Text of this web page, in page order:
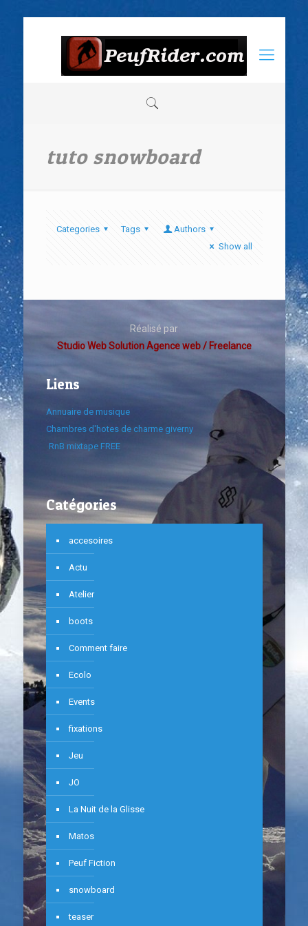
tuto snowboard
Categories Tags
Authors
Show all
Réalisé par
Studio Web Solution Agence web / Freelance
Liens
Annuaire de musique
Chambres d'hotes de charme giverny
RnB mixtape FREE
Catégories
accesoires
Actu
Atelier
boots
Comment faire
Ecolo
Events
fixations
Jeu
JO
La Nuit de la Glisse
Matos
Peuf Fiction
snowboard
teaser